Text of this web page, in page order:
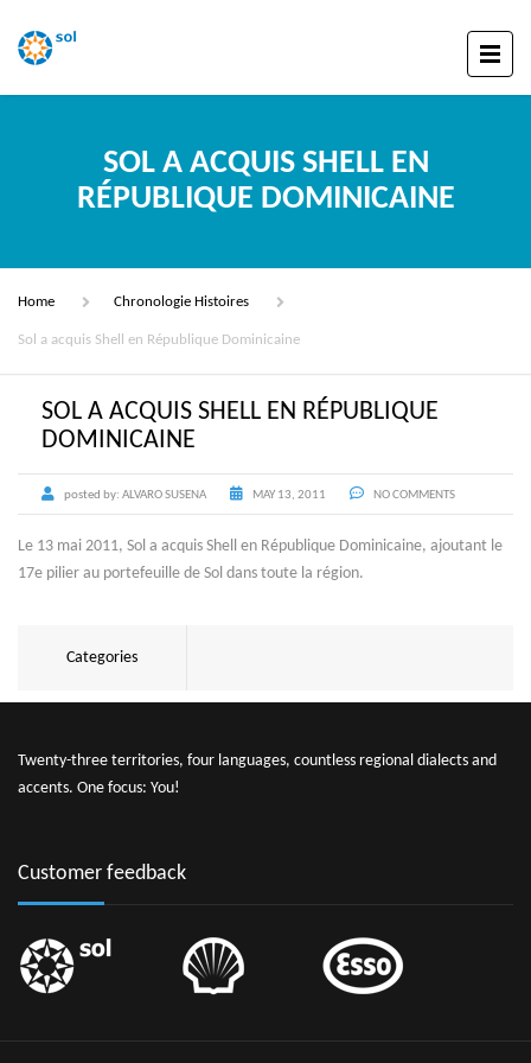
SOL A ACQUIS SHELL EN
RÉPUBLIQUE DOMINICAINE
Home Chronologie Histoires
Sol a acquis Shell en République Dominicaine
SOL A ACQUIS SHELL EN RÉPUBLIQUE
DOMINICAINE
posted by: ALVARO SUSENA MAY 13, 2011 NO COMMENTS
Le 13 mai 2011, Sol a acquis Shell en République Dominicaine, ajoutant le
17e pilier au portefeuille de Sol dans toute la région.
Categories
Twenty-three territories, four languages, countless regional dialects and
accents. One focus: You!
Customer feedback